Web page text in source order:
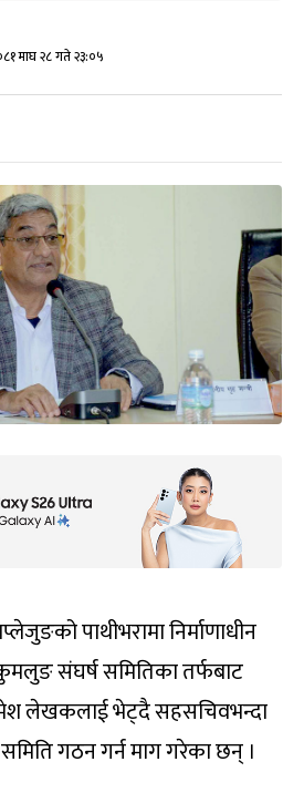
माघ २८ गते २३:०५
पाथीभरामा निर्माणाधीन
संघर्ष समितिका तर्फबाट
रमेश लेखकलाई भेट्दै सहसचिवभन्दा
समिति गठन गर्न माग गरेका छन् ।